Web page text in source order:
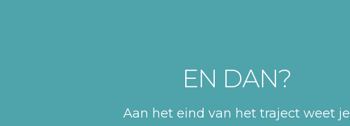
EN DAN?
Aan het eind van het traject weet je